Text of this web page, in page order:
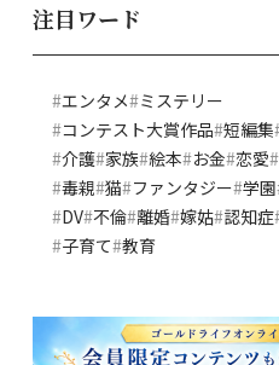
注目ワード
エンタメ ミステリー
コンテスト大賞作品 短編集
介護 家族 絵本 お金 恋愛
毒親 猫 ファンタジー 学園
DV 不倫 離婚 嫁姑 認知症
子育て 教育